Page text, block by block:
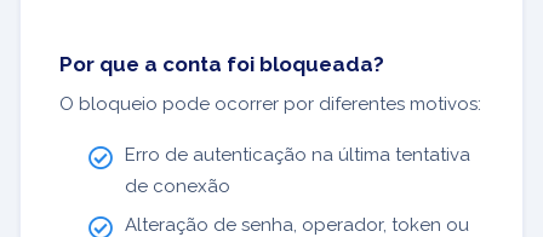
Por que a conta foi bloqueada?
O bloqueio pode ocorrer por diferentes motivos:
Erro de autenticação na última tentativa
de conexão
Alteração de senha, operador, token ou